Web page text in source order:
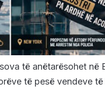
të anëtarësohet në
të pesë vendeve